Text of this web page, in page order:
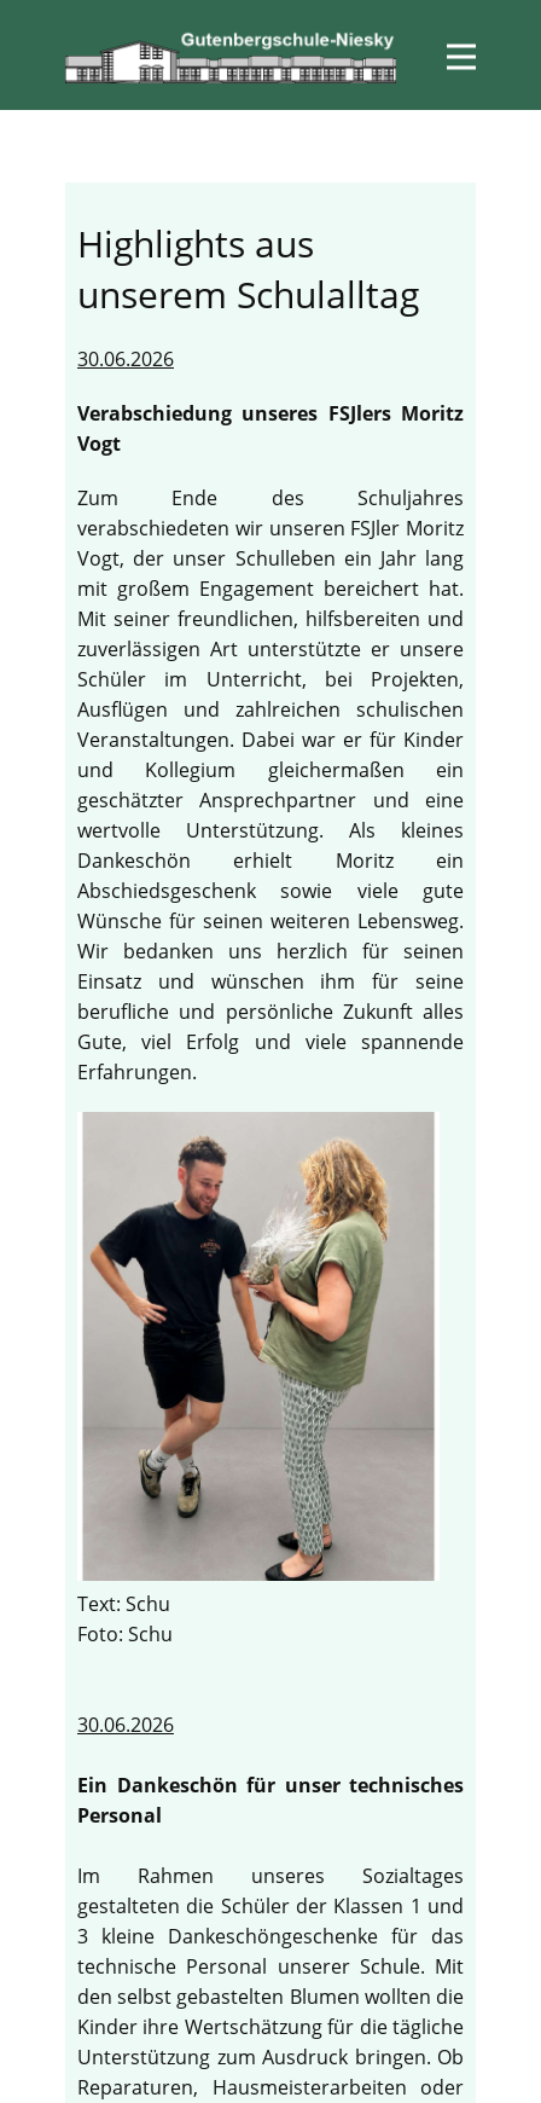
Highlights aus
unserem Schulalltag
30.06.2026
Verabschiedung unseres FSJlers Moritz
Vogt
Zum Ende des Schuljahres
verabschiedeten wir unseren FSJler Moritz
Vogt, der unser Schulleben ein Jahr lang
mit großem Engagement bereichert hat.
Mit seiner freundlichen, hilfsbereiten und
zuverlässigen Art unterstützte er unsere
Schüler im Unterricht, bei Projekten,
Ausflügen und zahlreichen schulischen
Veranstaltungen. Dabei war er für Kinder
und Kollegium gleichermaßen ein
geschätzter Ansprechpartner und eine
wertvolle Unterstützung. Als kleines
Dankeschön erhielt Moritz ein
Abschiedsgeschenk sowie viele gute
Wünsche für seinen weiteren Lebensweg.
Wir bedanken uns herzlich für seinen
Einsatz und wünschen ihm für seine
berufliche und persönliche Zukunft alles
Gute, viel Erfolg und viele spannende
Erfahrungen.
Text: Schu
Foto: Schu
30.06.2026
Ein Dankeschön für unser technisches
Personal
Im Rahmen unseres Sozialtages
gestalteten die Schüler der Klassen 1 und
3 kleine Dankeschöngeschenke für das
technische Personal unserer Schule. Mit
den selbst gebastelten Blumen wollten die
Kinder ihre Wertschätzung für die tägliche
Unterstützung zum Ausdruck bringen. Ob
Reparaturen, Hausmeisterarbeiten oder